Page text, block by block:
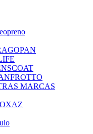
MARCAS
OXAZ